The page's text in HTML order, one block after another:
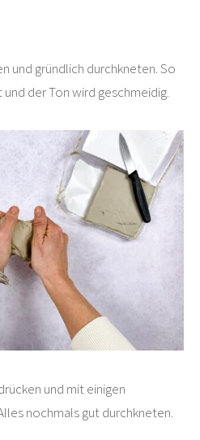
und gründlich durchkneten. So
der Ton wird geschmeidig.
und mit einigen
nochmals gut durchkneten.